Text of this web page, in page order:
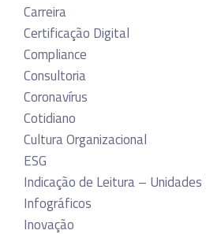
Carreira
Certificação Digital
Compliance
Consultoria
Coronavírus
Cotidiano
Cultura Organizacional
ESG
Indicação de Leitura –
Infográficos
Inovação